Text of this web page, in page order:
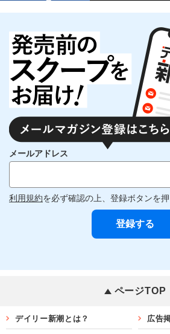
メールアドレス
利用規約を必ず確認の上、登録ボタンを押
ページTOP
デイリー新潮とは？ 広告